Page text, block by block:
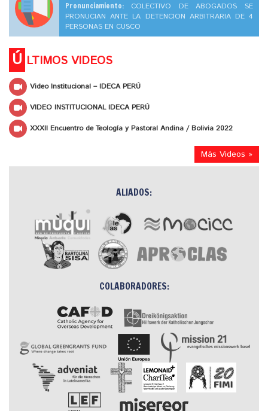
Pronunciamiento: COLECTIVO DE ABOGADOS SE
PRONUCIAN ANTE LA DETENCION ARBITRARIA DE 4
PERSONAS EN CUSCO
Ú LTIMOS VIDEOS
Video Institucional – IDECA PERÚ
VIDEO INSTITUCIONAL IDECA PERÚ
XXXII Encuentro de Teología y Pastoral Andina / Bolivia 2022
Más Videos »
ALIADOS:
COLABORADORES: